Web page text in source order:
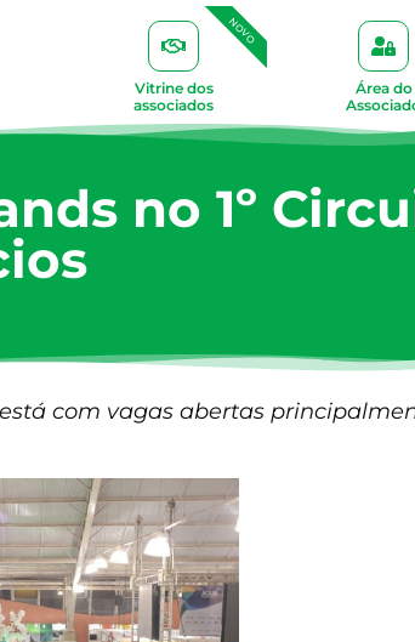
Vitrine dos
associados
NOVO
Área do
no 1º
com vagas abertas